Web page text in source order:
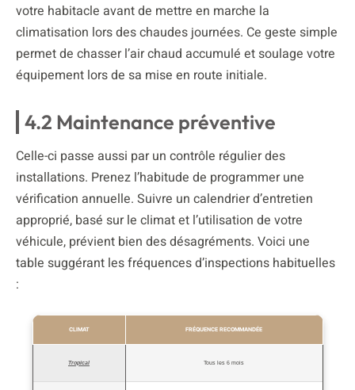
votre habitacle avant de mettre en marche la
climatisation lors des chaudes journées. Ce geste simple
permet de chasser l’air chaud accumulé et soulage votre
équipement lors de sa mise en route initiale.
4.2 Maintenance préventive
Celle-ci passe aussi par un contrôle régulier des
installations. Prenez l’habitude de programmer une
vérification annuelle. Suivre un calendrier d’entretien
approprié, basé sur le climat et l’utilisation de votre
véhicule, prévient bien des désagréments. Voici une
table suggérant les fréquences d’inspections habituelles
:
CLIMAT FRÉQUENCE RECOMMANDÉE
Tropical Tous les 6 mois